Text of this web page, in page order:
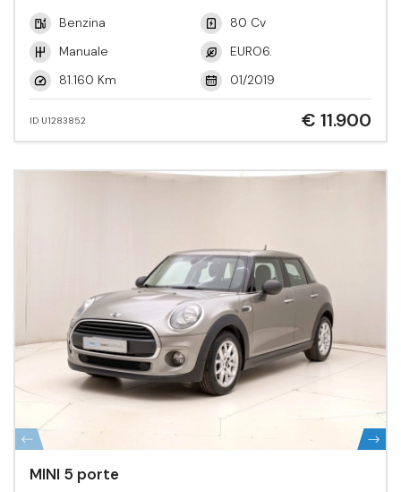
Benzina
80 Cv
Manuale
EURO6.
81.160 Km
01/2019
ID U1283852 € 11.900
MINI 5 porte